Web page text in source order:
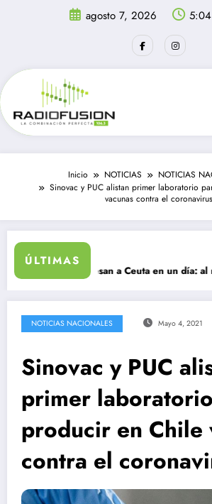
agosto 7, 2026
Inicio NOTICIAS
NOTICIAS
Sinovac y PUC alistan primer laboratorio
vacunas contra el coronavirus
ÚLTIMAS
ingresan a Ceuta en un día: al menos
NOTICIAS NACIONALES Mayo 4, 2021
Sinovac y PUC
primer
producir en Chile
contra el